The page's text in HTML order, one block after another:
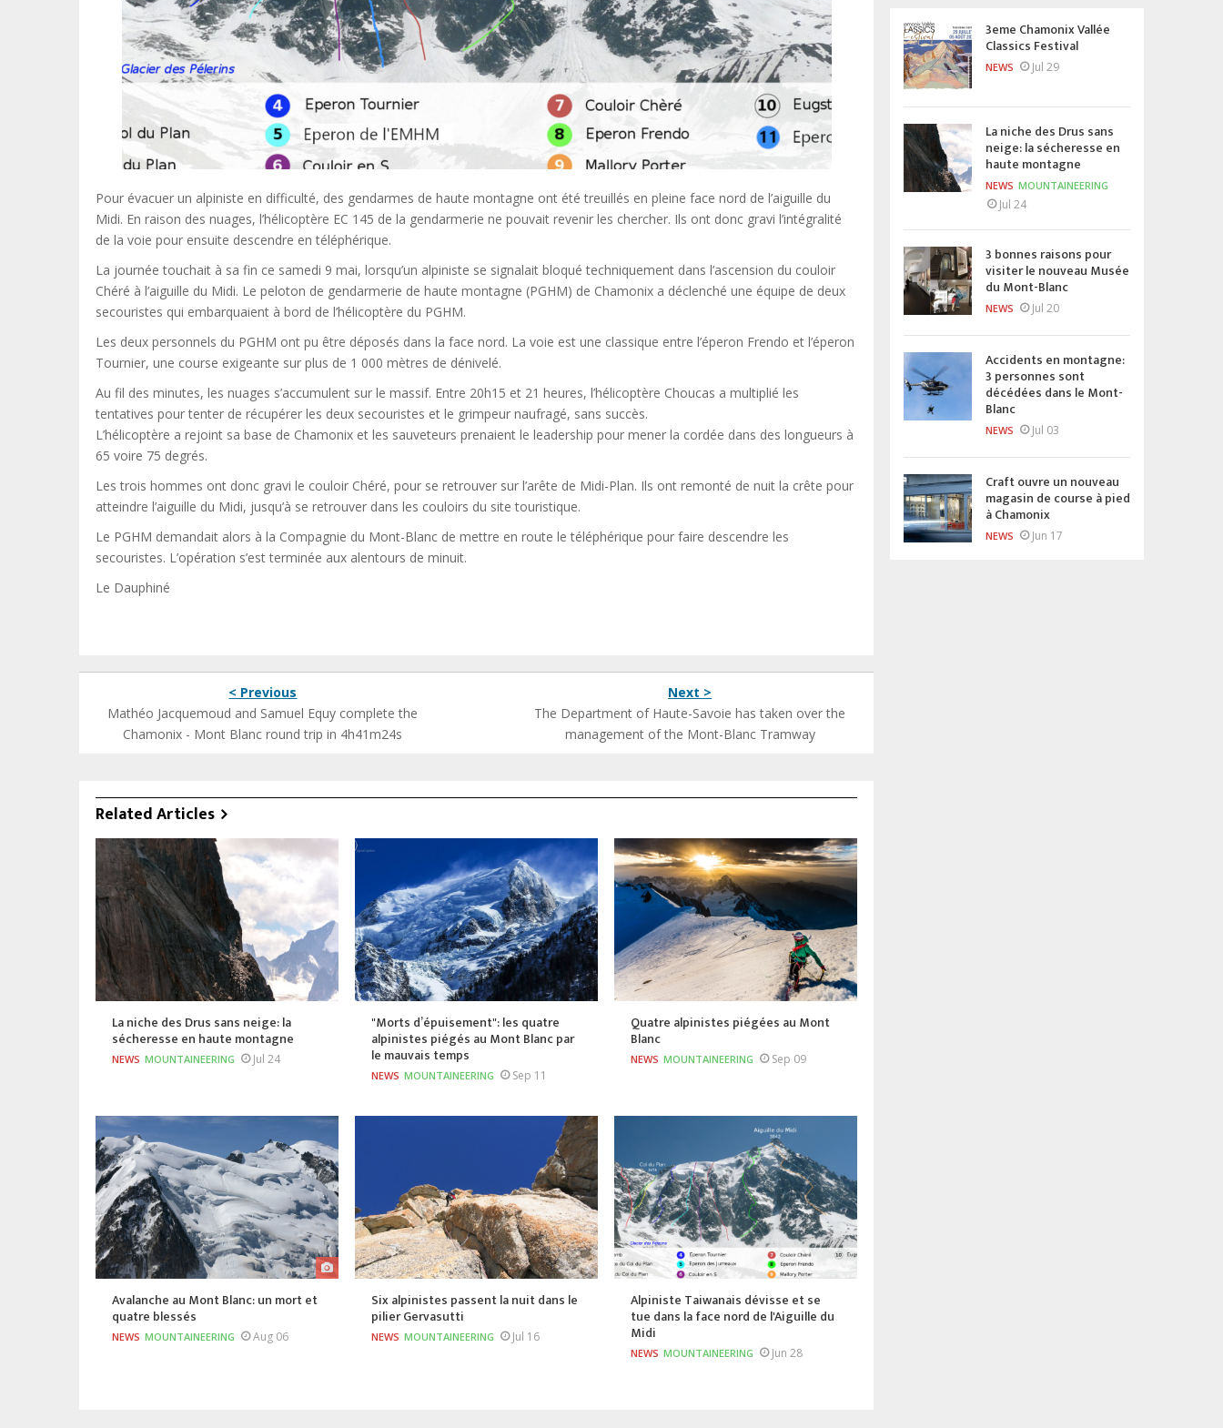
Pour évacuer un alpiniste en difficulté, des gendarmes de haute montagne ont été treuillés en pleine face nord de l’aiguille du
Midi. En raison des nuages, l’hélicoptère EC 145 de la gendarmerie ne pouvait revenir les chercher. Ils ont donc gravi l’intégralité
de la voie pour ensuite descendre en téléphérique.
La journée touchait à sa fin ce samedi 9 mai, lorsqu’un alpiniste se signalait bloqué techniquement dans l’ascension du couloir
Chéré à l’aiguille du Midi. Le peloton de gendarmerie de haute montagne (PGHM) de Chamonix a déclenché une équipe de deux
secouristes qui embarquaient à bord de l’hélicoptère du PGHM.
Les deux personnels du PGHM ont pu être déposés dans la face nord. La voie est une classique entre l’éperon Frendo et l’éperon
Tournier, une course exigeante sur plus de 1 000 mètres de dénivelé.
Au fil des minutes, les nuages s’accumulent sur le massif. Entre 20h15 et 21 heures, l’hélicoptère Choucas a multiplié les
tentatives pour tenter de récupérer les deux secouristes et le grimpeur naufragé, sans succès.
L’hélicoptère a rejoint sa base de Chamonix et les sauveteurs prenaient le leadership pour mener la cordée dans des longueurs à
65 voire 75 degrés.
Les trois hommes ont donc gravi le couloir Chéré, pour se retrouver sur l’arête de Midi-Plan. Ils ont remonté de nuit la crête pour
atteindre l’aiguille du Midi, jusqu’à se retrouver dans les couloirs du site touristique.
Le PGHM demandait alors à la Compagnie du Mont-Blanc de mettre en route le téléphérique pour faire descendre les
secouristes. L’opération s’est terminée aux alentours de minuit.
Le Dauphiné
< Previous
Mathéo Jacquemoud and Samuel Equy complete the
Chamonix - Mont Blanc round trip in 4h41m24s
Next >
The Department of Haute-Savoie has taken over the
management of the Mont-Blanc Tramway
Related Articles
La niche des Drus sans neige: la
sécheresse en haute montagne
NEWS MOUNTAINEERING Jul 24
"Morts d’épuisement": les quatre
alpinistes piégés au Mont Blanc par
le mauvais temps
NEWS MOUNTAINEERING Sep 11
Quatre alpinistes piégées au Mont
Blanc
NEWS MOUNTAINEERING Sep 09
Avalanche au Mont Blanc: un mort et
quatre blessés
NEWS MOUNTAINEERING Aug 06
Six alpinistes passent la nuit dans le
pilier Gervasutti
NEWS MOUNTAINEERING Jul 16
Alpiniste Taiwanais dévisse et se
tue dans la face nord de l'Aiguille du
Midi
NEWS MOUNTAINEERING Jun 28
3eme Chamonix Vallée
Classics Festival
NEWS Jul 29
La niche des Drus sans
neige: la sécheresse en
haute montagne
NEWS MOUNTAINEERING
Jul 24
3 bonnes raisons pour
visiter le nouveau Musée
du Mont-Blanc
NEWS Jul 20
Accidents en montagne:
3 personnes sont
décédées dans le Mont-
Blanc
NEWS Jul 03
Craft ouvre un nouveau
magasin de course à pied
à Chamonix
NEWS Jun 17